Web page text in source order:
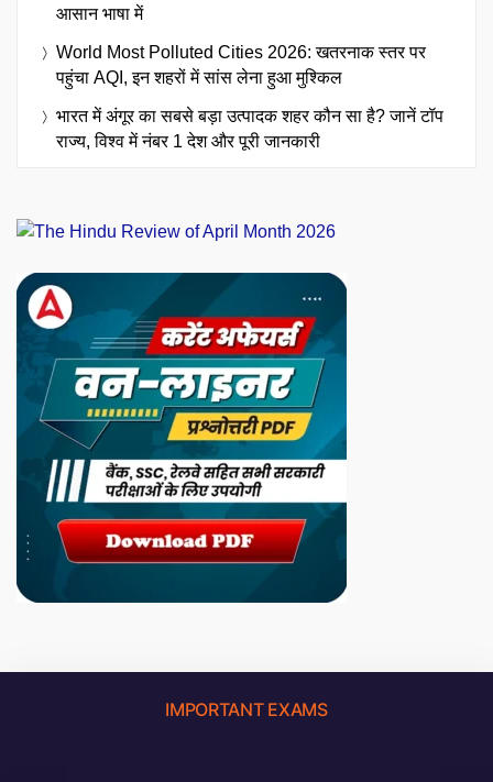
आसान भाषा में
World Most Polluted Cities 2026: खतरनाक स्तर पर
पहुंचा AQI, इन शहरों में सांस लेना हुआ मुश्किल
भारत में अंगूर का सबसे बड़ा उत्पादक शहर कौन सा है? जानें टॉप
राज्य, विश्व में नंबर 1 देश और पूरी जानकारी
IMPORTANT EXAMS